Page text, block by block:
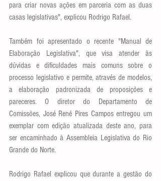
para criar novas ações em parceria com as duas
casas legislativas", explicou Rodrigo Rafael.
Também foi apresentado o recente "Manual de
Elaboração Legislativa", que visa atender às
dúvidas e dificuldades mais comuns sobre o
processo legislativo e permite, através de modelos,
a elaboração padronizada de proposições e
pareceres. O diretor do Departamento de
Comissões, José René Pires Campos entregou um
exemplar com edição atualizada deste ano, para
ser encaminhado à Assembleia Legislativa do Rio
Grande do Norte.
Rodrigo Rafael explicou que durante a gestão do